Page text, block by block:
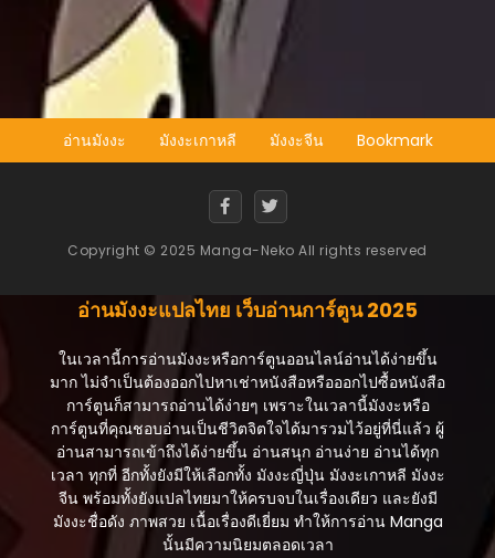
อ่านมังงะ มังงะเกาหลี มังงะจีน Bookmark
Copyright © 2025 Manga-Neko All rights reserved
อ่านมังงะแปลไทย เว็บอ่านการ์ตูน 2025
ในเวลานี้การอ่านมังงะหรือการ์ตูนออนไลน์อ่านได้ง่ายขึ้น
มาก ไม่จำเป็นต้องออกไปหาเช่าหนังสือหรือออกไปซื้อหนังสือ
การ์ตูนก็สามารถอ่านได้ง่ายๆ เพราะในเวลานี้มังงะหรือ
การ์ตูนที่คุณชอบอ่านเป็นชีวิตจิตใจได้มารวมไว้อยู่ที่นี่แล้ว ผู้
อ่านสามารถเข้าถึงได้ง่ายขึ้น อ่านสนุก อ่านง่าย อ่านได้ทุก
เวลา ทุกที่ อีกทั้งยังมีให้เลือกทั้ง มังงะญี่ปุ่น มังงะเกาหลี มังงะ
จีน พร้อมทั้งยังแปลไทยมาให้ครบจบในเรื่องเดียว และยังมี
มังงะชื่อดัง ภาพสวย เนื้อเรื่องดีเยี่ยม ทำให้การอ่าน Manga
นั้นมีความนิยมตลอดเวลา